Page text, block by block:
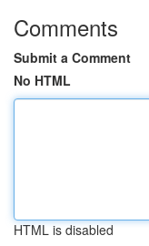
Comments
Submit a Comment
No HTML
HTML is disabled